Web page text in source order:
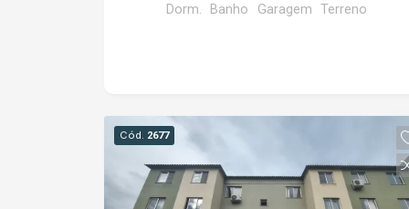
Dorm. Banho Garagem Terreno
Cód. 2677